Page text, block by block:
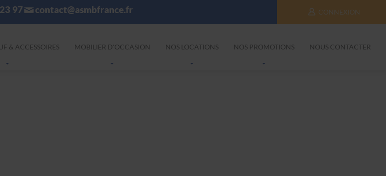
97 contact@asmbfrance.fr CONNEXION
& ACCESSOIRES MOBILIER D'OCCASION NOS LOCATIONS NOS PROMOTIONS NOUS CONTACTER